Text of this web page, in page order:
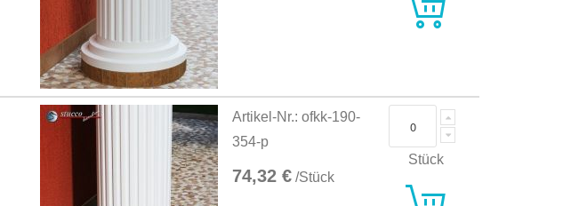
Artikel-Nr.: ofkk-190-
354-p
74,32 € /Stück
Stück